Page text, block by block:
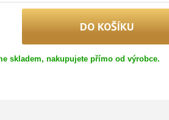
skladem, nakupujete přímo od výrobce.